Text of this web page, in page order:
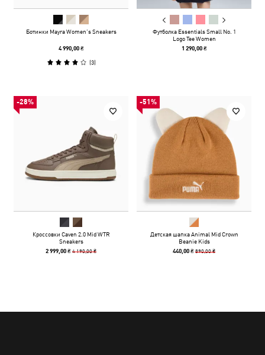
Ботинки Mayra Women’s Sneakers
4 990,00 ₴
(3)
Футболка Essentials Small No. 1
Logo Tee Women
1 290,00 ₴
-28%
Кроссовки Caven 2.0 Mid WTR
Sneakers
2 999,00 ₴4 190,00 ₴
-51%
Детская шапка Animal Mid Crown
Beanie Kids
440,00 ₴890,00 ₴